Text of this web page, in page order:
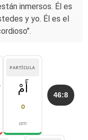
inmersos. Él es
y yo. Él es el
46:8
PARTÍCULA
أَمْ
O
am